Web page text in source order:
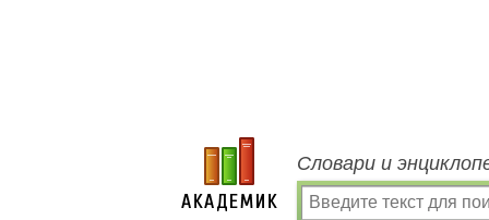
Словари и